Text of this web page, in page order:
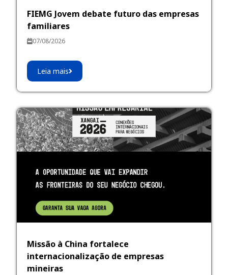
FIEMG Jovem debate futuro das empresas
familiares
07/08/2026
Leia mais
Missão à China fortalece
internacionalização de empresas
mineiras